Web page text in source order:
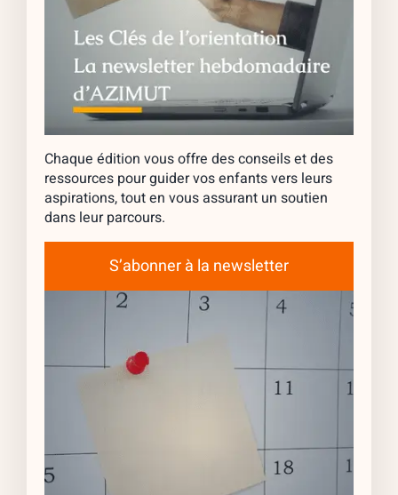
Chaque édition vous offre des conseils et des
ressources pour guider vos enfants vers leurs
aspirations, tout en vous assurant un soutien
dans leur parcours.
S’abonner à la newsletter